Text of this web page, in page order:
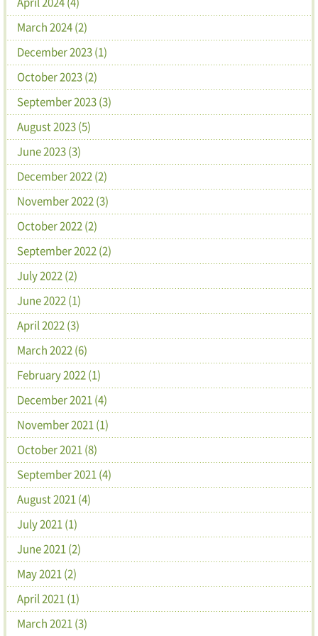
March 2024 (2)
December 2023 (1)
October 2023 (2)
September 2023 (3)
August 2023 (5)
June 2023 (3)
December 2022 (2)
November 2022 (3)
October 2022 (2)
September 2022 (2)
July 2022 (2)
June 2022 (1)
April 2022 (3)
March 2022 (6)
February 2022 (1)
December 2021 (4)
November 2021 (1)
October 2021 (8)
September 2021 (4)
August 2021 (4)
July 2021 (1)
June 2021 (2)
May 2021 (2)
April 2021 (1)
March 2021 (3)